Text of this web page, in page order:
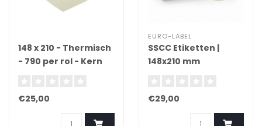
148 x 210 - Thermisch
- 790 per rol - Kern
€25,00
EURO-LABEL
SSCC Etiketten |
148x210 mm
€29,00